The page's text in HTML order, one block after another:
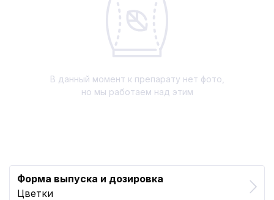
В данный момент к препарату нет фото,
но мы работаем над этим
Форма выпуска и дозировка
Цветки